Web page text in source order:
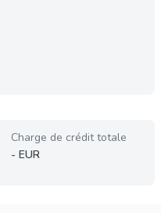
Charge de crédit totale
- EUR